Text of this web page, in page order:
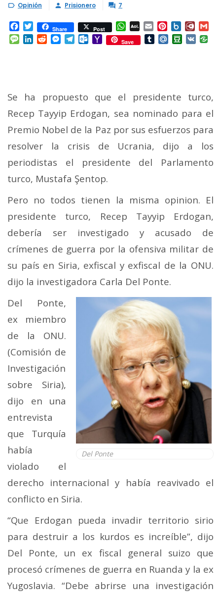
 Opinión  Prisionero  7
Facebook
TwitterShare Post WhatsApp
AOL
Mail
Email Pinterest
Box.net
Message
LinkedInRedditMessenger
TelegramOutlook.com
YahooSave TumblrMail.RuDouban
VK
Se ha propuesto que el presidente turco,
Recep Tayyip Erdogan, sea nominado para el
Premio Nobel de la Paz por sus esfuerzos para
resolver la crisis de Ucrania, dijo a los
periodistas el presidente del Parlamento
turco, Mustafa Şentop.
Pero no todos tienen la misma opinion. El
presidente turco, Recep Tayyip Erdogan,
debería ser investigado y acusado de
crímenes de guerra por la ofensiva militar de
su país en Siria, exfiscal y exfiscal de la ONU.
dijo la investigadora Carla Del Ponte.
Del Ponte
Del Ponte,
ex miembro
de la ONU.
(Comisión de
Investigación
sobre Siria),
dijo en una
entrevista
que Turquía
había
violado el
derecho internacional y había reavivado el
conflicto en Siria.
“Que Erdogan pueda invadir territorio sirio
para destruir a los kurdos es increíble”, dijo
Del Ponte, un ex fiscal general suizo que
procesó crímenes de guerra en Ruanda y la ex
Yugoslavia. “Debe abrirse una investigación